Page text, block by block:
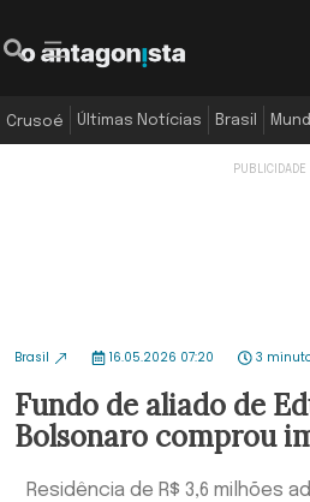
Crusoé Últimas Notícias Brasil
Brasil 16.05.2026 07:20 3
Fundo de aliado de
Bolsonaro comprou
Residência de R$ 3,6 milhões